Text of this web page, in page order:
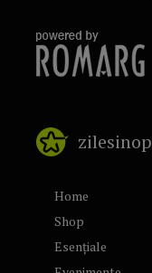
Home
Shop
Esențiale